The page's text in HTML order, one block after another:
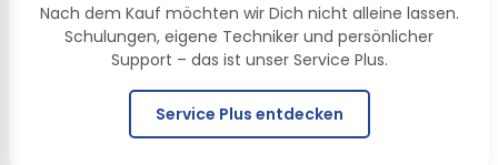
Nach dem Kauf möchten wir Dich nicht alleine lassen.
Schulungen, eigene Techniker und persönlicher
Support – das ist unser Service Plus.
Service Plus entdecken